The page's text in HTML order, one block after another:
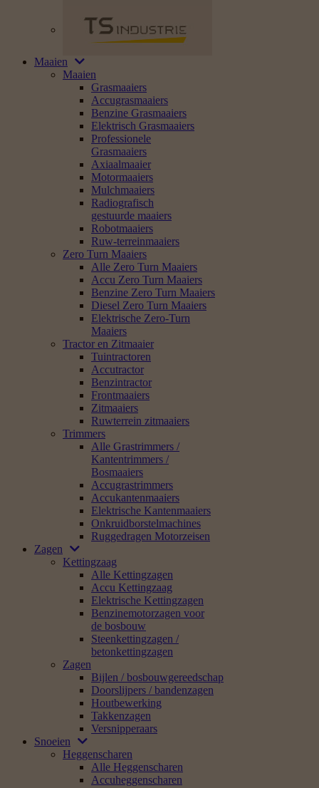
Maaien
Maaien
Grasmaaiers
Accugrasmaaiers
Benzine Grasmaaiers
Elektrisch Grasmaaiers
Professionele
Grasmaaiers
Axiaalmaaier
Motormaaiers
Mulchmaaiers
Radiografisch
gestuurde maaiers
Robotmaaiers
Ruw-terreinmaaiers
Zero Turn Maaiers
Alle Zero Turn Maaiers
Accu Zero Turn Maaiers
Benzine Zero Turn Maaiers
Diesel Zero Turn Maaiers
Elektrische Zero-Turn
Maaiers
Tractor en Zitmaaier
Tuintractoren
Accutractor
Benzintractor
Frontmaaiers
Zitmaaiers
Ruwterrein zitmaaiers
Trimmers
Alle Grastrimmers /
Kantentrimmers /
Bosmaaiers
Accugrastrimmers
Accukantenmaaiers
Elektrische Kantenmaaiers
Onkruidborstelmachines
Ruggedragen Motorzeisen
Zagen
Kettingzaag
Alle Kettingzagen
Accu Kettingzaag
Elektrische Kettingzagen
Benzinemotorzagen voor
de bosbouw
Steenkettingzagen /
betonkettingzagen
Zagen
Bijlen / bosbouwgereedschap
Doorslijpers / bandenzagen
Houtbewerking
Takkenzagen
Versnipperaars
Snoeien
Heggenscharen
Alle Heggenscharen
Accuheggenscharen